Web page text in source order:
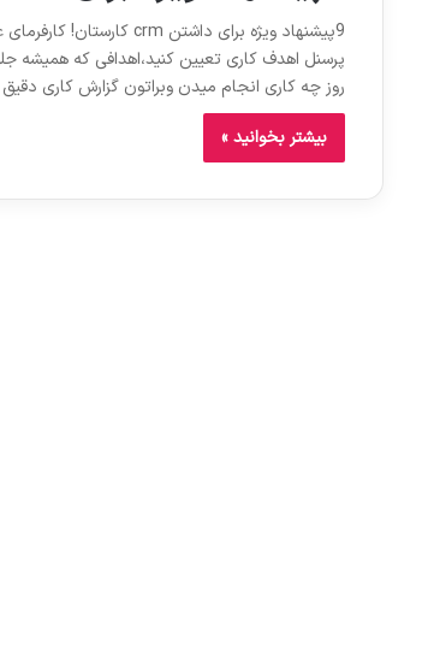
روز چه کاری انجام میدن وبراتون گزارش کاری
بیشتر بخوانید »